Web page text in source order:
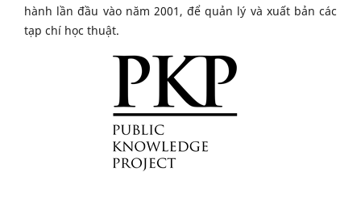
hành lần đầu vào năm 2001, để quản lý và xuất bản các
tạp chí học thuật.